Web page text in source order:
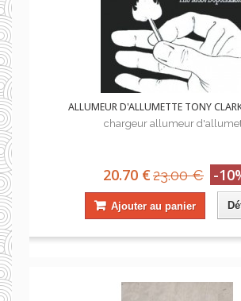
ALLUMEUR D'ALLUMETTE TONY
chargeur allumeur
20.70 €23.00 € -
Ajouter au panier